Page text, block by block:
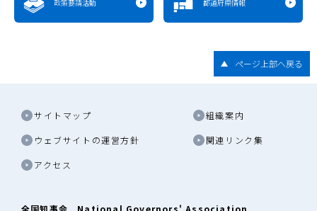
政策要請活動 都道府県情報
ページ上部へ戻る
サイトマップ 組織案内
ウェブサイトの運営方針 関連リンク集
アクセス
全国知事会 National Governors' Association